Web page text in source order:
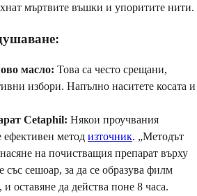
мъртвите въшки и упоритите нити.
масло: Това са често срещани,
избори. Напълно наситете косата и
Cetaphil: Някои проучвания
ефективен метод източник. „Методът
на почистващия препарат върху
със сешоар, за да се образува филм
оставяне да действа поне 8 часа.